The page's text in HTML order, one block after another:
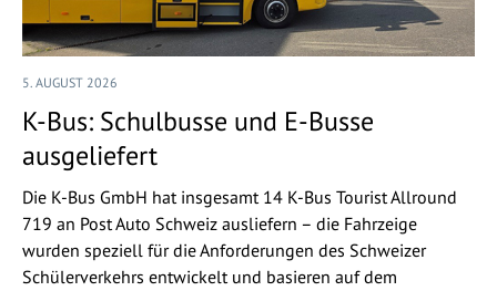
5. AUGUST 2026
K-Bus: Schulbusse und E-Busse
ausgeliefert
Die K-Bus GmbH hat insgesamt 14 K-Bus Tourist Allround
719 an Post Auto Schweiz ausliefern – die Fahrzeige
wurden speziell für die Anforderungen des Schweizer
Schülerverkehrs entwickelt und basieren auf dem